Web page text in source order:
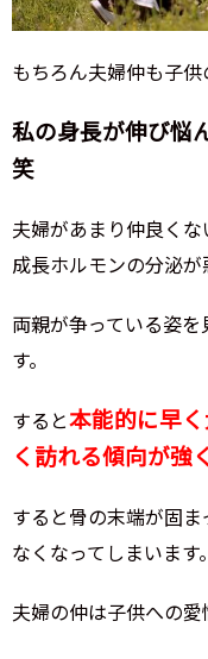
もちろん夫婦仲も子供
私の身長が伸び悩
笑
夫婦があまり仲良く
成長ホルモンの分泌が
両親が争っている姿
す。
すると本能的に早
く訪れる傾向が強
すると骨の末端が固
なくなってしまいます。
夫婦の仲は子供への愛